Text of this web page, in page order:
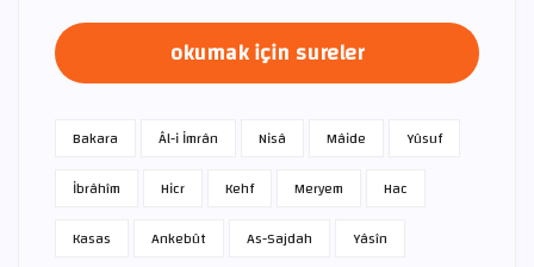
okumak için sureler
Bakara Âl-i İmrân Nisâ Mâide
Yûsuf
İbrâhîm
Hicr Kehf Meryem
Hac
Kasas
Ankebût As-Sajdah
Yâsîn